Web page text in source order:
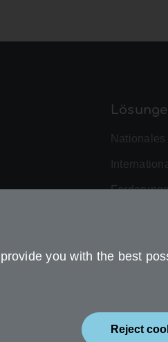
Nationales
Customer
you with the best
Reject